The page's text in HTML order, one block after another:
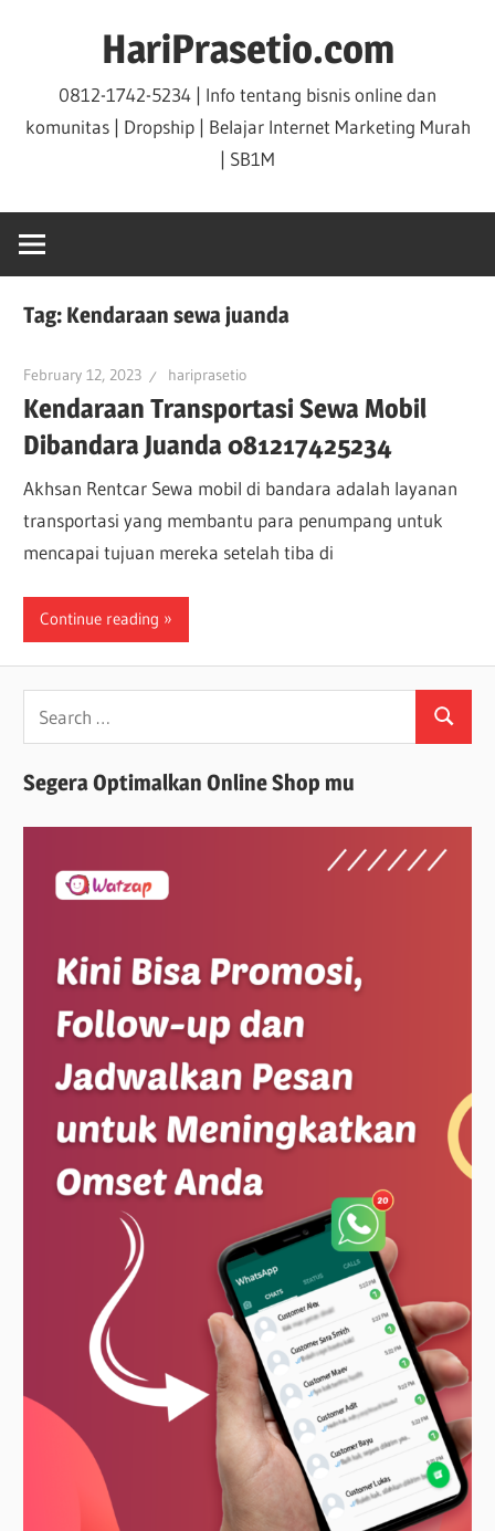
HariPrasetio.com
0812-1742-5234 | Info tentang bisnis online dan
komunitas | Dropship | Belajar Internet Marketing Murah
| SB1M
Tag: Kendaraan sewa juanda
February 12, 2023 hariprasetio
Kendaraan Transportasi Sewa Mobil
Dibandara Juanda 081217425234
Akhsan Rentcar Sewa mobil di bandara adalah layanan
transportasi yang membantu para penumpang untuk
mencapai tujuan mereka setelah tiba di
Continue reading
Search
Segera Optimalkan Online Shop mu